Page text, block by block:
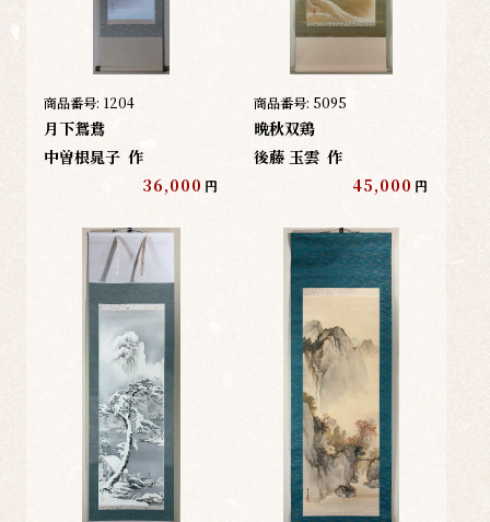
商品番号: 1204
月下鴛鴦
中曽根晁子 作
36,000 円
商品番号: 5095
晩秋双鶏
後藤 玉雲 作
45,000 円